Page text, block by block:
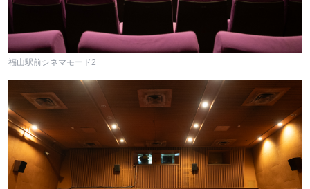
福山駅前シネマモード2